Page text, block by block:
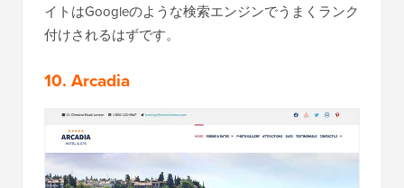
イトはGoogleのような検索エンジンでうまくランク
付けされるはずです。
10. Arcadia